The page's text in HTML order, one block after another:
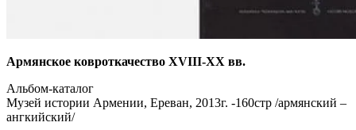
Армянское ковроткачество XVIII-XX вв.
Альбом-каталог
Музей истории Армении, Ереван, 2013г. -160стр /армянский –
ангкийский/